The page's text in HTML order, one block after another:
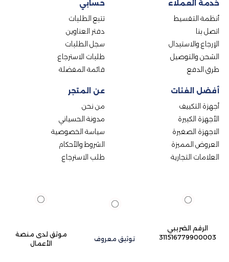
عن المتجر
من نحن
مدونة الحسياني
سياسة الخصوصية
الشروط والأحكام
طلب الاسترجاع
خدمة العملاء
أنظمة التقسيط
اتصل بنا
الإرجاع والاستبدال
الشحن والتوصيل
طرق الدفع
حسابي
تتبع الطلبات
دفتر العناوين
سجل الطلبات
طلبات الاسترجاع
قائمة المفضلة
أفضل الفئات
أجهزة التكييف
الأجهزة الكبيرة
الاجهزة الصغيرة
العروض المميزة
العلامات التجارية
الرقم الضريبي
311516779900003
توثيق معروف
موثق لدى منصة
الأعمال